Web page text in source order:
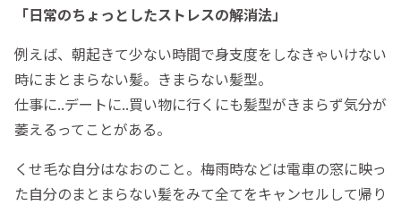
「日常のちょっとしたストレスの解消法」
例えば、朝起きて少ない時間で身支度をしなきゃいけない
時にまとまらない髪。きまらない髪型。
仕事に..デートに..買い物に行くにも髪型がきまらず気分が
萎えるってことがある。
くせ毛な自分はなおのこと。梅雨時などは電車の窓に映っ
た自分のまとまらない髪をみて全てをキャンセルして帰り